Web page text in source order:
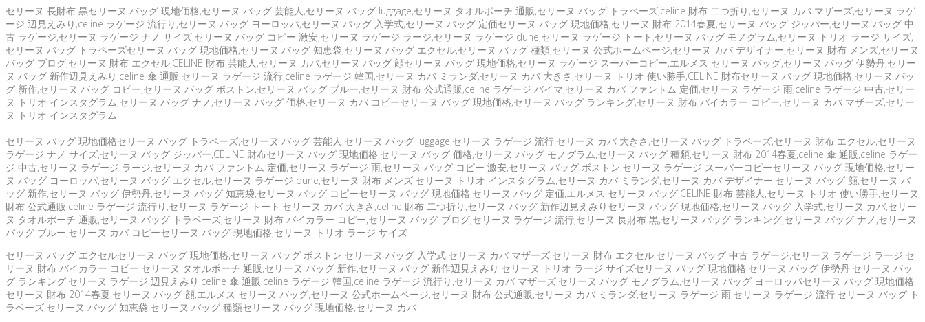
セリーヌ 長財布 黒セリーヌ バッグ 現地価格,セリーヌ バッグ 芸能人,セリーヌ バッグ luggage,セリーヌ タオルポーチ 通販,セリーヌ バッグ トラペーズ,celine 財布 二つ折り,セリーヌ カバ マザーズ,セリーヌ ラゲ
ージ 辺見えみり,celine ラゲージ 流行り,セリーヌ バッグ ヨーロッパ,セリーヌ バッグ 入学式,セリーヌ バッグ 定価セリーヌ バッグ 現地価格,セリーヌ 財布 2014春夏,セリーヌ バッグ ジッパー,セリーヌ バッグ 中
古 ラゲージ,セリーヌ ラゲージ ナノ サイズ,セリーヌ バッグ コピー 激安,セリーヌ ラゲージ ラージ,セリーヌ ラゲージ dune,セリーヌ ラゲージ トート,セリーヌ バッグ モノグラム,セリーヌ トリオ ラージ サイズ,
セリーヌ バッグ トラペーズセリーヌ バッグ 現地価格,セリーヌ バッグ 知恵袋,セリーヌ バッグ エクセル,セリーヌ バッグ 種類,セリーヌ 公式ホームページ,セリーヌ カバ デザイナー,セリーヌ 財布 メンズ,セリーヌ
バッグ ブログ,セリーヌ 財布 エクセル,CELINE 財布 芸能人,セリーヌ カバ,セリーヌ バッグ 顔セリーヌ バッグ 現地価格,セリーヌ ラゲージ スーパーコピー,エルメス セリーヌ バッグ,セリーヌ バッグ 伊勢丹,セリー
ヌ バッグ 新作辺見えみり,celine 傘 通販,セリーヌ ラゲージ 流行,celine ラゲージ 韓国,セリーヌ カバ ミランダ,セリーヌ カバ 大きさ,セリーヌ トリオ 使い勝手,CELINE 財布セリーヌ バッグ 現地価格,セリーヌ バッ
グ 新作,セリーヌ バッグ コピー,セリーヌ バッグ ボストン,セリーヌ バッグ ブルー,セリーヌ 財布 公式通販,celine ラゲージ バイマ,セリーヌ カバ ファントム 定価,セリーヌ ラゲージ 雨,celine ラゲージ 中古,セリー
ヌ トリオ インスタグラム,セリーヌ バッグ ナノ,セリーヌ バッグ 価格,セリーヌ カバ コピーセリーヌ バッグ 現地価格,セリーヌ バッグ ランキング,セリーヌ 財布 バイカラー コピー,セリーヌ カバ マザーズ,セリー
ヌ トリオ インスタグラム
セリーヌ バッグ 現地価格セリーヌ バッグ トラペーズ,セリーヌ バッグ 芸能人,セリーヌ バッグ luggage,セリーヌ ラゲージ 流行,セリーヌ カバ 大きさ,セリーヌ バッグ トラペーズ,セリーヌ 財布 エクセル,セリーヌ
ラゲージ ナノ サイズ,セリーヌ バッグ ジッパー,CELINE 財布セリーヌ バッグ 現地価格,セリーヌ バッグ 価格,セリーヌ バッグ モノグラム,セリーヌ バッグ 種類,セリーヌ 財布 2014春夏,celine 傘 通販,celine ラゲー
ジ 中古,セリーヌ ラゲージ ラージ,セリーヌ カバ ファントム 定価,セリーヌ ラゲージ 雨,セリーヌ バッグ コピー 激安,セリーヌ バッグ ボストン,セリーヌ ラゲージ スーパーコピーセリーヌ バッグ 現地価格,セリー
ヌ バッグ ヨーロッパ,セリーヌ バッグ エクセル,セリーヌ ラゲージ dune,セリーヌ 財布 メンズ,セリーヌ トリオ インスタグラム,セリーヌ カバ ミランダ,セリーヌ カバ デザイナー,セリーヌ バッグ 顔,セリーヌ バ
ッグ 新作,セリーヌ バッグ 伊勢丹,セリーヌ バッグ 知恵袋,セリーヌ バッグ コピーセリーヌ バッグ 現地価格,セリーヌ バッグ 定価,エルメス セリーヌ バッグ,CELINE 財布 芸能人,セリーヌ トリオ 使い勝手,セリーヌ
財布 公式通販,celine ラゲージ 流行り,セリーヌ ラゲージ トート,セリーヌ カバ 大きさ,celine 財布 二つ折り,セリーヌ バッグ 新作辺見えみりセリーヌ バッグ 現地価格,セリーヌ バッグ 入学式,セリーヌ カバ,セリー
ヌ タオルポーチ 通販,セリーヌ バッグ トラペーズ,セリーヌ 財布 バイカラー コピー,セリーヌ バッグ ブログ,セリーヌ ラゲージ 流行,セリーヌ 長財布 黒,セリーヌ バッグ ランキング,セリーヌ バッグ ナノ,セリーヌ
バッグ ブルー,セリーヌ カバ コピーセリーヌ バッグ 現地価格,セリーヌ トリオ ラージ サイズ
セリーヌ バッグ エクセルセリーヌ バッグ 現地価格,セリーヌ バッグ ボストン,セリーヌ バッグ 入学式,セリーヌ カバ マザーズ,セリーヌ 財布 エクセル,セリーヌ バッグ 中古 ラゲージ,セリーヌ ラゲージ ラージ,セ
リーヌ 財布 バイカラー コピー,セリーヌ タオルポーチ 通販,セリーヌ バッグ 新作,セリーヌ バッグ 新作辺見えみり,セリーヌ トリオ ラージ サイズセリーヌ バッグ 現地価格,セリーヌ バッグ 伊勢丹,セリーヌ バッ
グ ランキング,セリーヌ ラゲージ 辺見えみり,celine 傘 通販,celine ラゲージ 韓国,celine ラゲージ 流行り,セリーヌ カバ マザーズ,セリーヌ バッグ モノグラム,セリーヌ バッグ ヨーロッパセリーヌ バッグ 現地価格,
セリーヌ 財布 2014春夏,セリーヌ バッグ 顔,エルメス セリーヌ バッグ,セリーヌ 公式ホームページ,セリーヌ 財布 公式通販,セリーヌ カバ ミランダ,セリーヌ ラゲージ 雨,セリーヌ ラゲージ 流行,セリーヌ バッグ ト
ラペーズ,セリーヌ バッグ 知恵袋,セリーヌ バッグ 種類セリーヌ バッグ 現地価格,セリーヌ カバ